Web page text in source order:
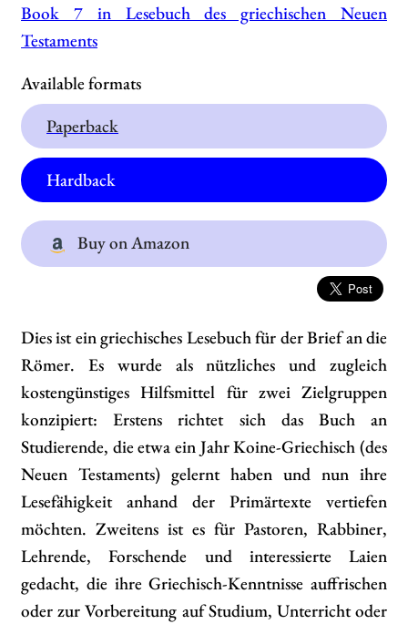
Book 7 in Lesebuch des griechischen Neuen
Testaments
Available formats
Paperback
Hardback
Buy on Amazon
Dies ist ein griechisches Lesebuch für der Brief an die
Römer. Es wurde als nützliches und zugleich
kostengünstiges Hilfsmittel für zwei Zielgruppen
konzipiert: Erstens richtet sich das Buch an
Studierende, die etwa ein Jahr Koine-Griechisch (des
Neuen Testaments) gelernt haben und nun ihre
Lesefähigkeit anhand der Primärtexte vertiefen
möchten. Zweitens ist es für Pastoren, Rabbiner,
Lehrende, Forschende und interessierte Laien
gedacht, die ihre Griechisch-Kenntnisse auffrischen
oder zur Vorbereitung auf Studium, Unterricht oder